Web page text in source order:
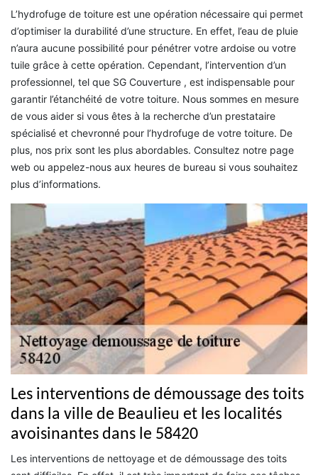
L’hydrofuge de toiture est une opération nécessaire qui permet
d’optimiser la durabilité d’une structure. En effet, l’eau de pluie
n’aura aucune possibilité pour pénétrer votre ardoise ou votre
tuile grâce à cette opération. Cependant, l’intervention d’un
professionnel, tel que SG Couverture , est indispensable pour
garantir l’étanchéité de votre toiture. Nous sommes en mesure
de vous aider si vous êtes à la recherche d’un prestataire
spécialisé et chevronné pour l’hydrofuge de votre toiture. De
plus, nos prix sont les plus abordables. Consultez notre page
web ou appelez-nous aux heures de bureau si vous souhaitez
plus d’informations.
Les interventions de démoussage des toits
dans la ville de Beaulieu et les localités
avoisinantes dans le 58420
Les interventions de nettoyage et de démoussage des toits